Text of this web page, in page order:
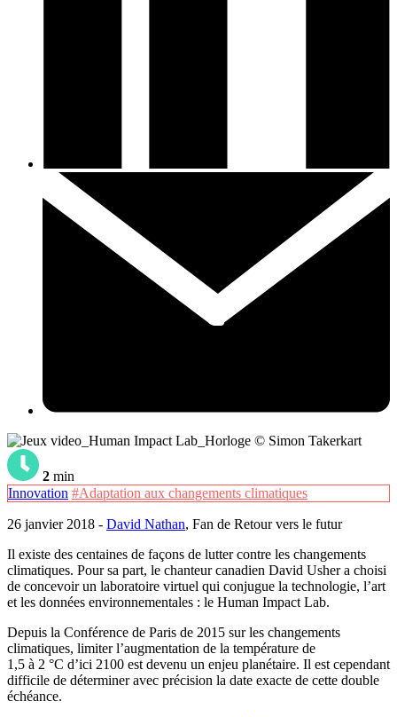
© Simon Takerkart
2 min
Innovation #Adaptation aux changements climatiques
26 janvier 2018 - David Nathan, Fan de Retour vers le futur
Il existe des centaines de façons de lutter contre les changements
climatiques. Pour sa part, le chanteur canadien David Usher a choisi
de concevoir un laboratoire virtuel qui conjugue la technologie, l’art
et les données environnementales : le Human Impact Lab.
Depuis la Conférence de Paris de 2015 sur les changements
climatiques, limiter l’augmentation de la température de
1,5 à 2 °C d’ici 2100 est devenu un enjeu planétaire. Il est cependant
difficile de déterminer avec précision la date exacte de cette double
échéance.